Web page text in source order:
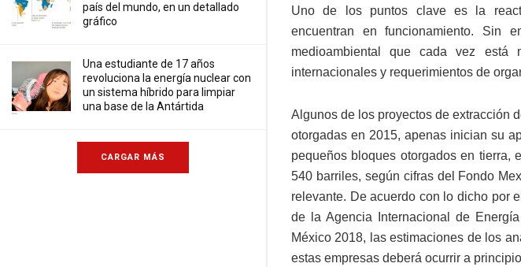
país del mundo, en un detallado
gráfico
Una estudiante de 17 años
revoluciona la energía nuclear con
un sistema híbrido para limpiar
una base de la Antártida
CARGAR MÁS
Uno de los puntos clave es la
encuentran en funcionamiento. Sin
medioambiental que cada vez está
internacionales y requerimientos de
Algunos de los proyectos de extracción
otorgadas en 2015, apenas inician su
pequeños bloques otorgados en tierra,
540 barriles, según cifras del Fondo
relevante. De acuerdo con lo dicho por
de la Agencia Internacional de
México 2018, las estimaciones de los
estas empresas deberá ocurrir a